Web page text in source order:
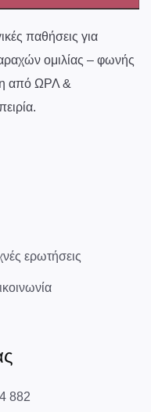
παθήσεις για
ομιλίας – φωνής
από ΩΡΛ &
ερωτήσεις
882